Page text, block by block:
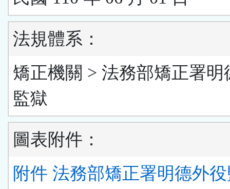
法規體系：
矯正機關 > 法務部矯正署明
監獄
圖表附件：
附件 法務部矯正署明德外